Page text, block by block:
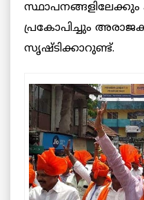
സ്ഥാപനങ്ങളിലേക്കും
പ്രകോപിച്ചും
സൃഷ്ടിക്കാറുണ്ട്.